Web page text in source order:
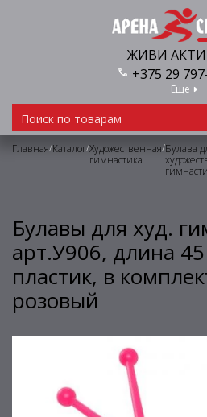
ЖИВИ
+375 29
Еще
Главная/Каталог/Художественная
гимнастика
/Булава
Булавы для худ.
арт.У906, длина
пластик, в
розовый